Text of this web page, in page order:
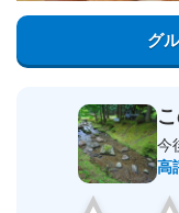
グ
今
高